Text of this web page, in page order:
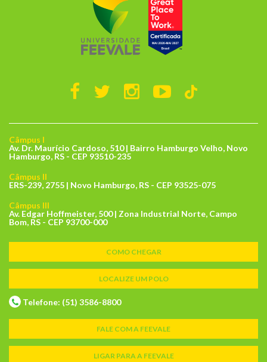
Câmpus I
Av. Dr. Maurício Cardoso, 510 | Bairro Hamburgo Velho, Novo
Hamburgo, RS - CEP 93510-235
Câmpus II
ERS-239, 2755 | Novo Hamburgo, RS - CEP 93525-075
Câmpus III
Av. Edgar Hoffmeister, 500 | Zona Industrial Norte, Campo
Bom, RS - CEP 93700-000
COMO CHEGAR
LOCALIZE UM POLO
Telefone: (51) 3586-8800
FALE COM A FEEVALE
LIGAR PARA A FEEVALE